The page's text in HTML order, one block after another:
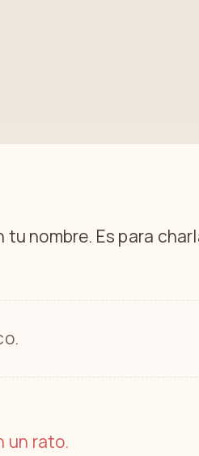
nombre. Es para
un rato.